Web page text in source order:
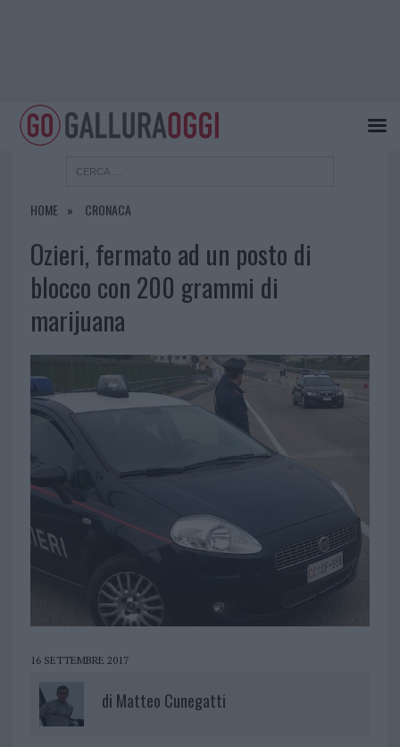
HOME CRONACA
Ozieri, fermato ad un posto di
blocco con 200 grammi di
marijuana
16 SETTEMBRE 2017
di Matteo Cunegatti